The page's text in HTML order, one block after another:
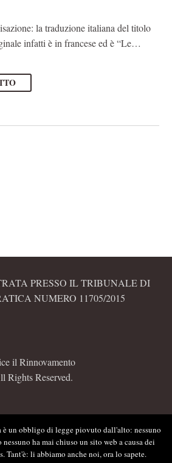
la traduzione italiana del titolo
infatti è in francese ed è “Le…
PRESSO IL TRIBUNALE DI
NUMERO 11705/2015
il Rinnovamento
Rights Reserved.
è un obbligo di legge piovuto dall'alto: nessuno
nessuno ha mai chiuso un sito web a causa dei
Tant'è: li abbiamo anche noi, ora lo sapete.